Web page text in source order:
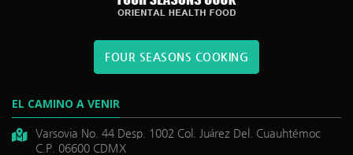
FOUR SEASONS COOKING
EL CAMINO A VENIR
Varsovia No. 44 Desp. 1002 Col. Juárez Del. Cuauhtémoc
C.P. 06600 CDMX